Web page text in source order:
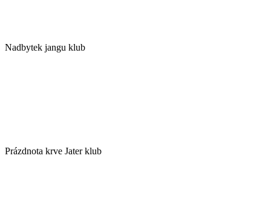
Nadbytek jangu klub
Prázdnota krve Jater klub